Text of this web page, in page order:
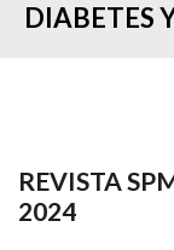
DIABETES
REVISTA
2024